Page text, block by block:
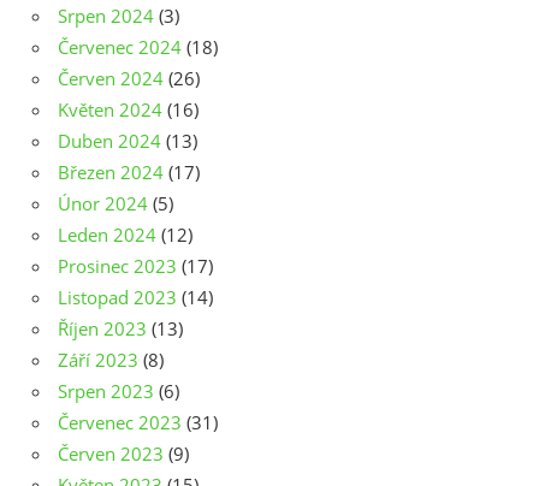
Srpen 2024 (3)
Červenec 2024 (18)
Červen 2024 (26)
Květen 2024 (16)
Duben 2024 (13)
Březen 2024 (17)
Únor 2024 (5)
Leden 2024 (12)
Prosinec 2023 (17)
Listopad 2023 (14)
Říjen 2023 (13)
Září 2023 (8)
Srpen 2023 (6)
Červenec 2023 (31)
Červen 2023 (9)